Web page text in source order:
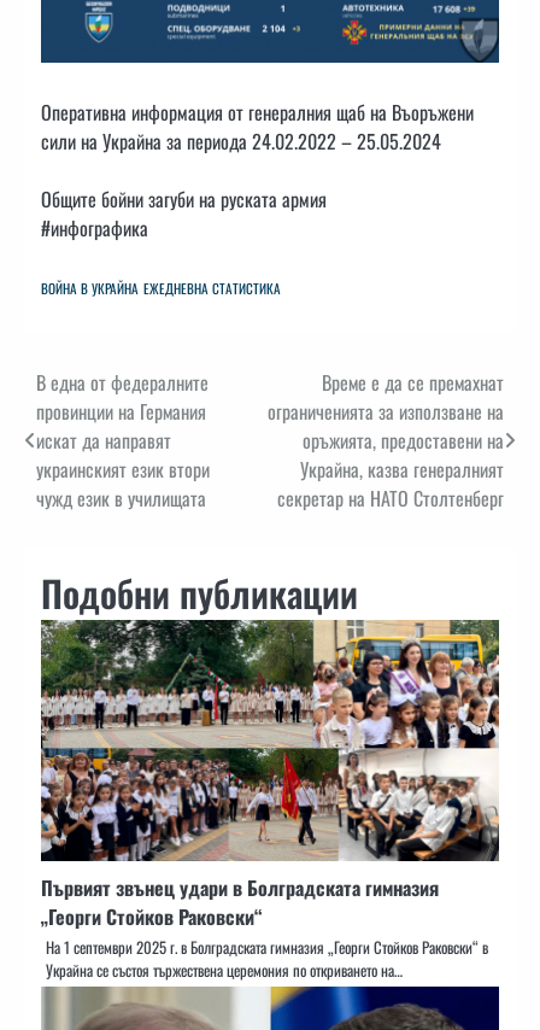
Оперативна информация от генералния щаб на Въоръжени
сили на Украйна за периода 24.02.2022 – 25.05.2024
Общите бойни загуби на руската армия
#инфографика
ВОЙНА В УКРАЙНА ЕЖЕДНЕВНА СТАТИСТИКА
Навигация
В една от федералните
провинции на Германия
искат да направят
украинският език втори
чужд език в училищата
Време е да се премахнат
ограниченията за използване на
оръжията, предоставени на
Украйна, казва генералният
секретар на НАТО Столтенберг
Подобни публикации
Първият звънец удари в Болградската гимназия
„Георги Стойков Раковски“
На 1 септември 2025 г. в Болградската гимназия „Георги Стойков Раковски“ в
Украйна се състоя тържествена церемония по откриването на…